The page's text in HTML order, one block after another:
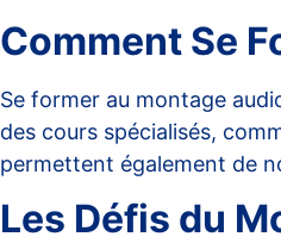
Comment Se
Se former au montage
des cours spécialisés,
permettent également de
Les Défis du